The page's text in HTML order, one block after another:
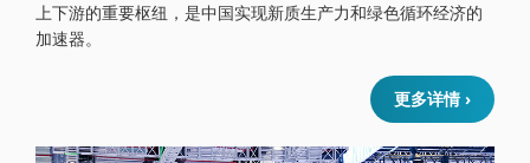
上下游的重要枢纽，是中国实现新质生产力和绿色循环经济的
加速器。
更多详情 ›